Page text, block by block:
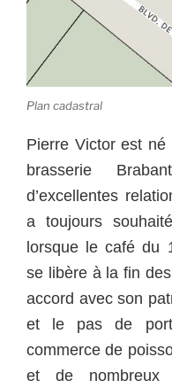
Plan cadastral
Pierre Victor est
brasserie
d’excellentes
a toujours
lorsque le café du
se libère à la fin
accord avec son
et le pas de
commerce de
et de nombreux